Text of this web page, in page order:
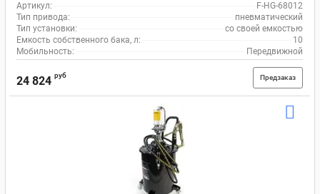
Артикул:
F-HG-68012
Тип привода:
пневматический
Тип установки:
со своей емкостью
Емкость собственного бака, л:
10
Мобильность:
Передвижной
24 824 руб Предзаказ